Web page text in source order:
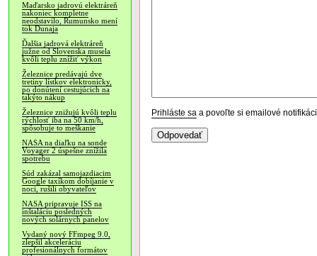
Maďarsko jadrovú elektráreň
nakoniec kompletne
neodstavilo, Rumunsko mení
tok Dunaja
Ďalšia jadrová elektráreň
južne od Slovenska musela
kvôli teplu znížiť výkon
Železnice predávajú dve
tretiny lístkov elektronicky,
po donútení cestujúcich na
takýto nákup
Železnice znižujú kvôli teplu
rýchlosť iba na 50 km/h,
spôsobuje to meškanie
NASA na diaľku na sonde
Voyager 2 úspešne znížila
spotrebu
Súd zakázal samojazdiacim
Google taxíkom dobíjanie v
noci, rušili obyvateľov
NASA pripravuje ISS na
inštaláciu posledných
nových solárnych panelov
Vydaný nový FFmpeg 9.0,
zlepšil akceleráciu
profesionálnych formátov
Prihláste sa a povoľte si emailové